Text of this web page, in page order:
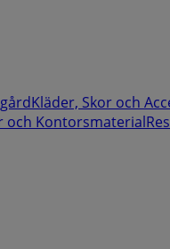
Kläder, Skor och
och Kontorsmaterial